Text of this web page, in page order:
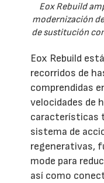
Eox Rebuild
modernización
de sustitución
Eox Rebuild
recorridos de
comprendidas
velocidades de
características
sistema de
regenerativas,
mode para
así como